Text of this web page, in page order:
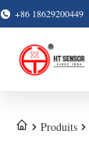
+86 18629200449
Produits